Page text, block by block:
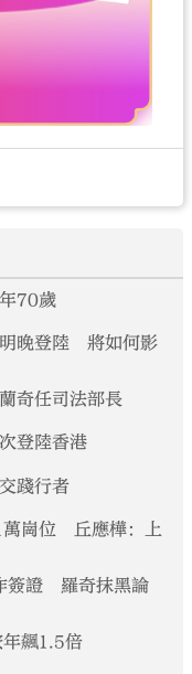
70歲
明晚登陸 將如何影
奇任司法部長
登陸香港
踐行者
萬崗位 丘應樺：上
簽證 羅奇抹黑論
飆1.5倍